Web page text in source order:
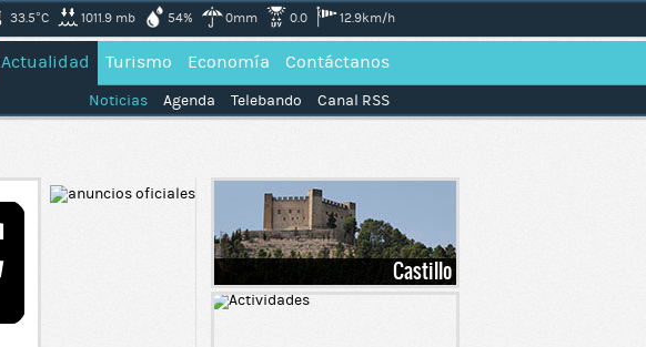
33.5°C 1011.9 mb 54% 0mm 0.0 12.9km/h
Actualidad Turismo Economía Contáctanos
Noticias Agenda Telebando Canal RSS
Castillo